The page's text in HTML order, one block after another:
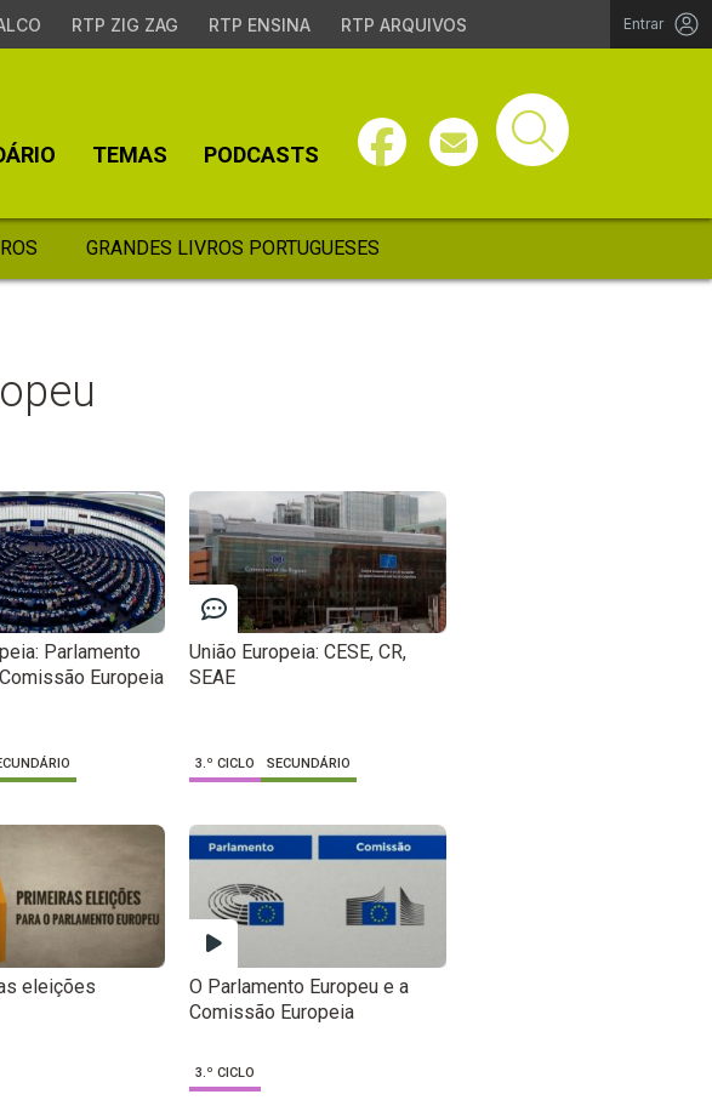
RTP ZIG ZAG RTP ENSINA RTP ARQUIVOS Entrar
TEMAS PODCASTS
GRANDES LIVROS PORTUGUESES
Parlamento
Europeia
União Europeia: CESE, CR,
SEAE
3.º CICLO SECUNDÁRIO
eleições
O Parlamento Europeu e a
Comissão Europeia
3.º CICLO